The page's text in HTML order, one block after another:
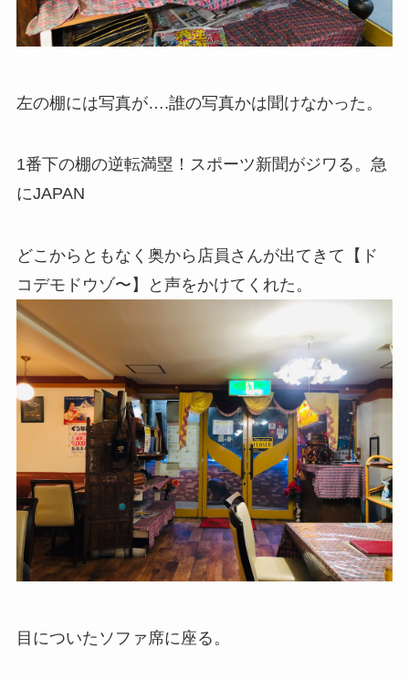
左の棚には写真が….誰の写真かは聞けなかった。
1番下の棚の逆転満塁！スポーツ新聞がジワる。急
にJAPAN
どこからともなく奥から店員さんが出てきて【ド
コデモドウゾ〜】と声をかけてくれた。
目についたソファ席に座る。